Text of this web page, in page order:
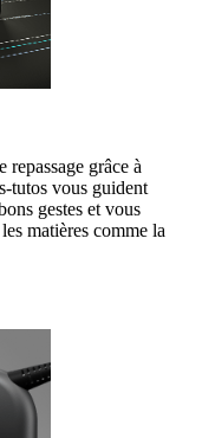
repassage grâce à
tutos vous guident
gestes et vous
matières comme la